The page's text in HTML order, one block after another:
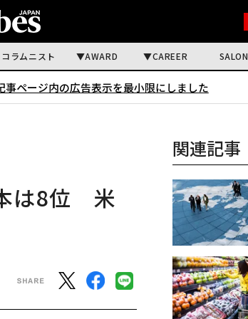
コラムニスト AWARD CAREER SALON
事ページ内の広告表示を最小限にしました
は8位 米
関連記事